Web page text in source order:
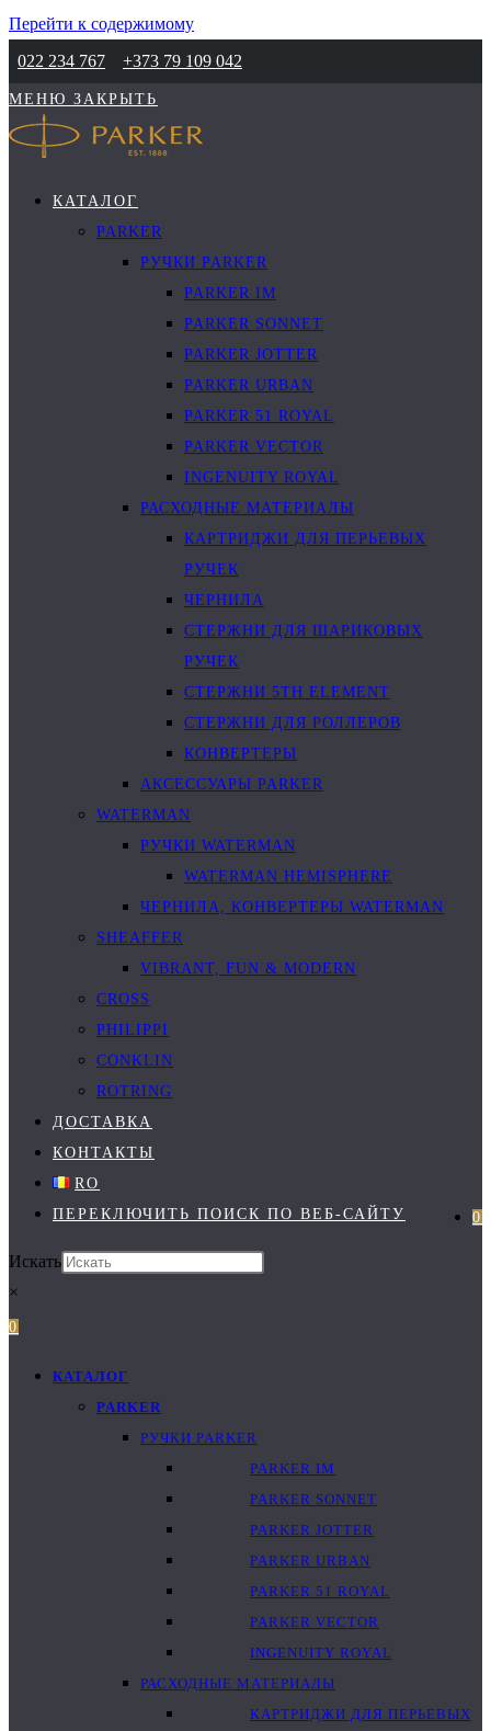
Перейти к содержимому
022 234 767
+373 79 109 042
МЕНЮ ЗАКРЫТЬ
КАТАЛОГ
PARKER
РУЧКИ PARKER
PARKER IM
PARKER SONNET
PARKER JOTTER
PARKER URBAN
PARKER 51 ROYAL
PARKER VECTOR
INGENUITY ROYAL
РАСХОДНЫЕ МАТЕРИАЛЫ
КАРТРИДЖИ ДЛЯ ПЕРЬЕВЫХ
РУЧЕК
ЧЕРНИЛА
СТЕРЖНИ ДЛЯ ШАРИКОВЫХ
РУЧЕК
СТЕРЖНИ 5TH ELEMENT
СТЕРЖНИ ДЛЯ РОЛЛЕРОВ
КОНВЕРТЕРЫ
АКСЕССУАРЫ PARKER
WATERMAN
РУЧКИ WATERMAN
WATERMAN HEMISPHERE
ЧЕРНИЛА, КОНВЕРТЕРЫ WATERMAN
SHEAFFER
VIBRANT, FUN & MODERN
CROSS
PHILIPPI
CONKLIN
ROTRING
ДОСТАВКА
КОНТАКТЫ
RO
0
ПЕРЕКЛЮЧИТЬ ПОИСК ПО ВЕБ-САЙТУ
Искать
×
0
КАТАЛОГ
PARKER
РУЧКИ PARKER
PARKER IM
PARKER SONNET
PARKER JOTTER
PARKER URBAN
PARKER 51 ROYAL
PARKER VECTOR
INGENUITY ROYAL
РАСХОДНЫЕ МАТЕРИАЛЫ
КАРТРИДЖИ ДЛЯ ПЕРЬЕВЫХ